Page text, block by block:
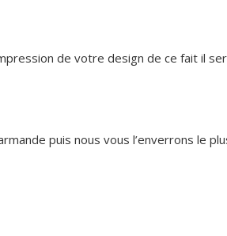
de votre design de ce fait il
puis nous vous l’enverrons le